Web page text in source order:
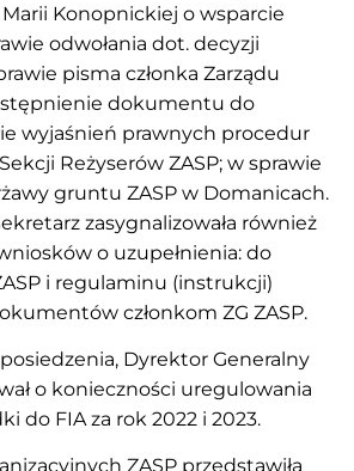
Konopnickiej o wsparcie
odwołania dot. decyzji
pisma członka Zarządu
dokumentu do
wyjaśnień prawnych procedur
Reżyserów ZASP; w sprawie
gruntu ZASP w Domanicach.
zasygnalizowała również
o uzupełnienia: do
i regulaminu (instrukcji)
członkom ZG ZASP.
Dyrektor Generalny
o konieczności uregulowania
do FIA za rok 2022 i 2023.
ZASP przedstawiła